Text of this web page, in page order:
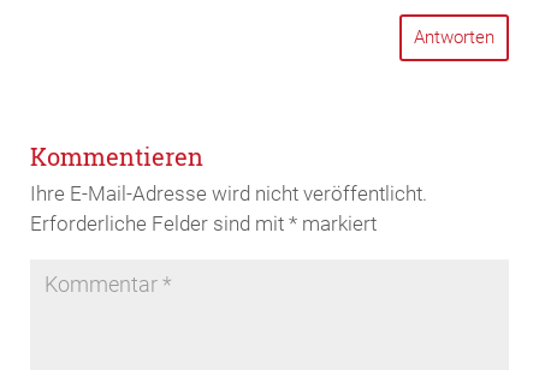
Antworten
Kommentieren
Ihre E-Mail-Adresse wird nicht veröffentlicht.
Erforderliche Felder sind mit *markiert